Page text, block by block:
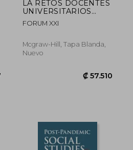
₡ 11.502
LA RETOS DOCENTES
UNIVERSITARIOS
COMO DESAFIO
CURRICULAR.
FORUM XXI
Mcgraw-Hill, Tapa Blanda,
Nuevo